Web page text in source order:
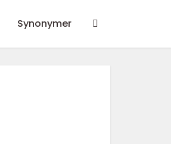
Synonymer